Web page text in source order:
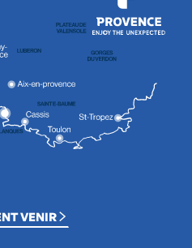
VENIR